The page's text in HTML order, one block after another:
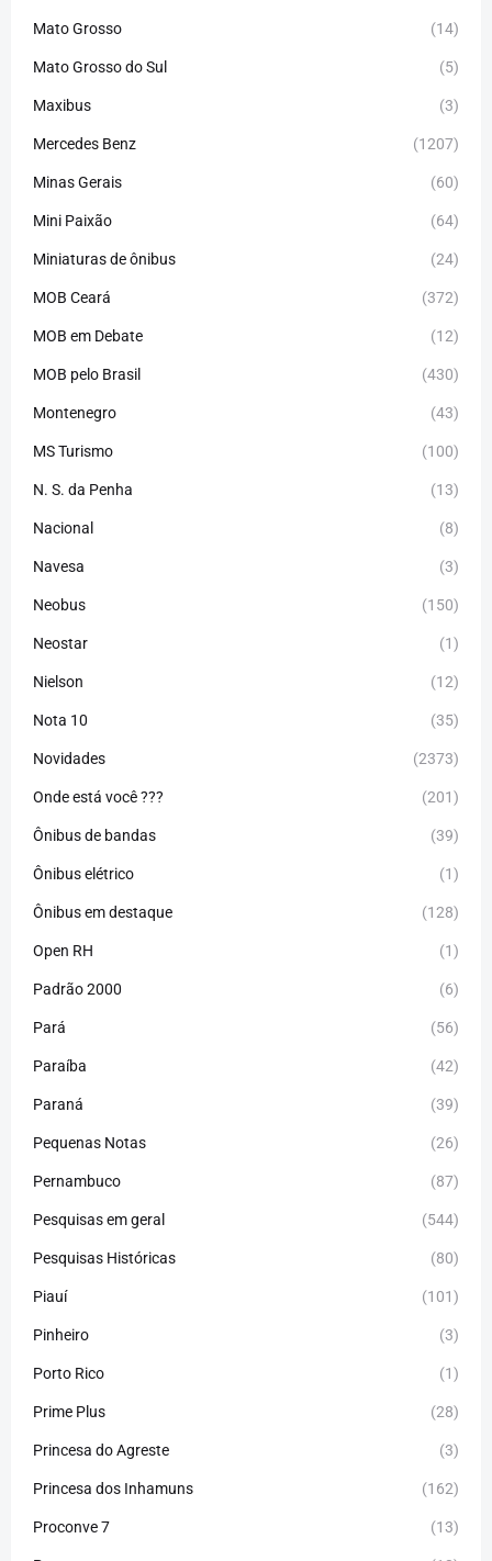
Mato Grosso (14)
Mato Grosso do Sul (5)
Maxibus (3)
Mercedes Benz (1207)
Minas Gerais (60)
Mini Paixão (64)
Miniaturas de ônibus (24)
MOB Ceará (372)
MOB em Debate (12)
MOB pelo Brasil (430)
Montenegro (43)
MS Turismo (100)
N. S. da Penha (13)
Nacional (8)
Navesa (3)
Neobus (150)
Neostar (1)
Nielson (12)
Nota 10 (35)
Novidades (2373)
Onde está você ??? (201)
Ônibus de bandas (39)
Ônibus elétrico (1)
Ônibus em destaque (128)
Open RH (1)
Padrão 2000 (6)
Pará (56)
Paraíba (42)
Paraná (39)
Pequenas Notas (26)
Pernambuco (87)
Pesquisas em geral (544)
Pesquisas Históricas (80)
Piauí (101)
Pinheiro (3)
Porto Rico (1)
Prime Plus (28)
Princesa do Agreste (3)
Princesa dos Inhamuns (162)
Proconve 7 (13)